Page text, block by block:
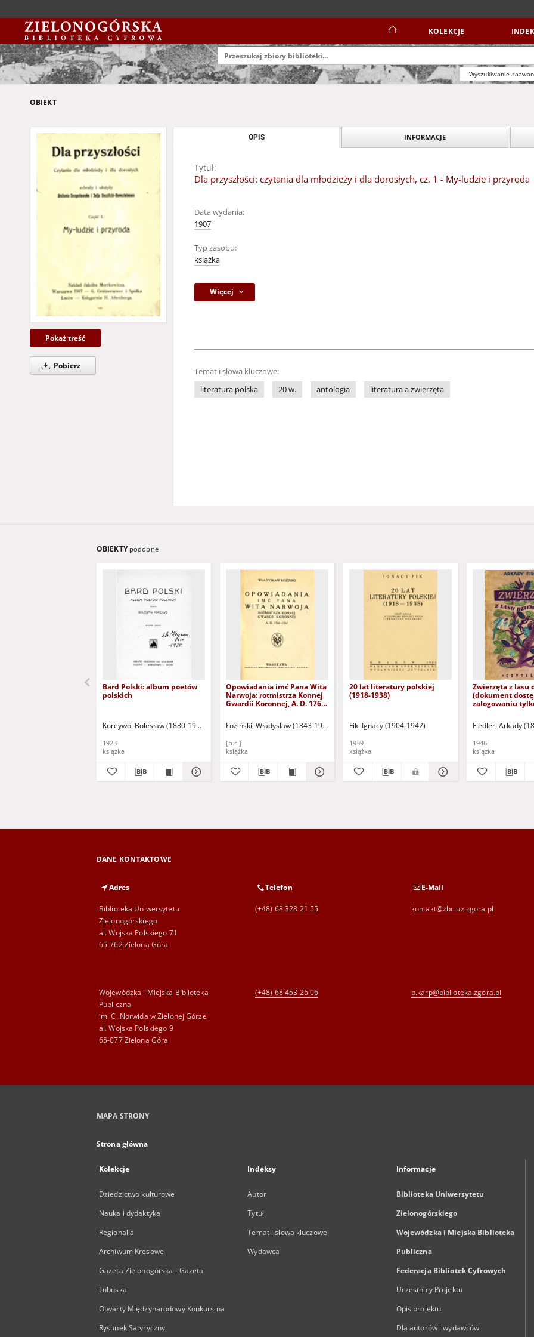
KOLEKCJE
Wyszukiwanie
OBIEKT
Pokaż treść
Pobierz
OPIS INFORMACJE
Tytuł:
Dla przyszłości: czytania dla młodzieży i dla dorosłych, cz. 1 - My-ludzie i przyroda
Data wydania:
1907
Typ zasobu:
książka
Więcej
Temat i słowa kluczowe:
literatura polska
20 w. antologia literatura a zwierzęta
OBIEKTY podobne
Bard Polski: album poetów
polskich
Koreywo, Bolesław (1880-1934) - wyb.
1923
książka
Opowiadania imć Pana Wita
Narwoja: rotmistrza Konnej
Gwardii Koronnej, A. D. 1760-
Łoziński, Władysław (1843-1913)
[b.r.]
książka
20 lat literatury polskiej
(1918-1938)
Fik, Ignacy (1904-1942)
1939
książka
Zwierzęta z lasu
(dokument
zalogowaniu
Fiedler, Arkady
1946
książka
DANE KONTAKTOWE
Adres
Biblioteka Uniwersytetu
Zielonogórskiego
al. Wojska Polskiego 71
65-762 Zielona Góra
Telefon
(+48) 68 328 21 55
E-Mail
kontakt@zbc.uz.zgora.pl
Wojewódzka i Miejska Biblioteka
Publiczna
im. C. Norwida w Zielonej Górze
al. Wojska Polskiego 9
65-077 Zielona Góra
(+48) 68 453 26 06 p.karp@biblioteka.zgora.pl
MAPA STRONY
Strona główna
Kolekcje
Dziedzictwo kulturowe
Nauka i dydaktyka
Regionalia
Archiwum Kresowe
Gazeta Zielonogórska - Gazeta
Lubuska
Otwarty Międzynarodowy Konkurs na
Rysunek Satyryczny
Indeksy
Autor
Tytuł
Temat i słowa kluczowe
Wydawca
Informacje
Biblioteka Uniwersytetu
Zielonogórskiego
Wojewódzka i Miejska Biblioteka
Publiczna
Federacja Bibliotek Cyfrowych
Uczestnicy Projektu
Opis projektu
Dla autorów i wydawców